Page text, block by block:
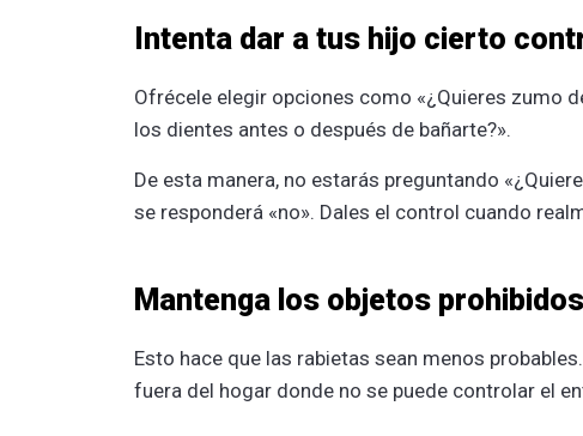
Intenta dar a tus hijo cierto
Ofrécele elegir opciones como «¿Quieres zumo
los dientes antes o después de bañarte?».
De esta manera, no estarás preguntando
se responderá «no». Dales el control cuando
Mantenga los objetos
Esto hace que las rabietas sean menos
fuera del hogar donde no se puede controlar el